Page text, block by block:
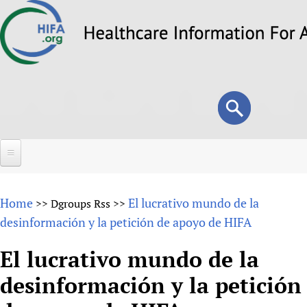
to
Search
form
Search
About
Why HIFA is needed
Vision and Strategy
Forums
HIFA (Healthcare Information For All)
How to use the HIFA forums
Projects
Home >> Dgroups Rss >> El lucrativo mundo de la
desinformación y la petición de apoyo de HIFA
El lucrativo mundo de la
desinformación y la petición